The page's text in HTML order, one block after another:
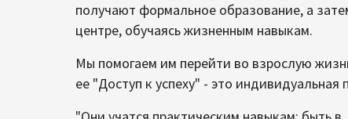
получают формальное образование, а
центре, обучаясь жизненным навыкам.
Мы помогаем им перейти во взрослую
ее "Доступ к успеху" - это индивидуальная